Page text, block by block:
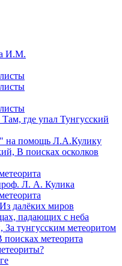
И.М.
где упал Тунгусский
на помощь Л.А.Кулику
В поисках осколков
Л. А. Кулика
далёких миров
падающих с неба
тунгусским метеоритом
метеорита